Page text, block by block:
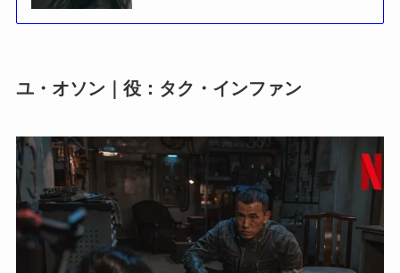
ユ・オソン｜役：タク・インファン